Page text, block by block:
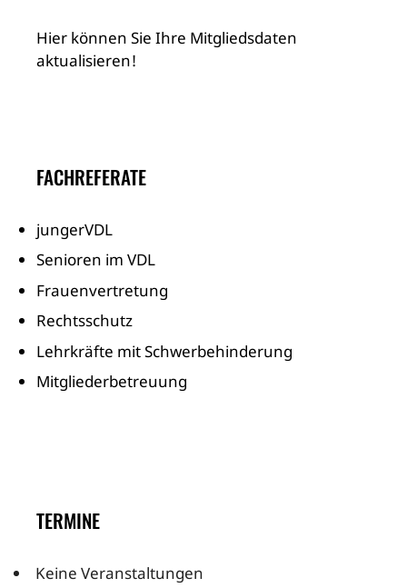
Hier können Sie Ihre Mitgliedsdaten
aktualisieren!
FACHREFERATE
jungerVDL
Senioren im VDL
Frauenvertretung
Rechtsschutz
Lehrkräfte mit Schwerbehinderung
Mitgliederbetreuung
TERMINE
Keine Veranstaltungen